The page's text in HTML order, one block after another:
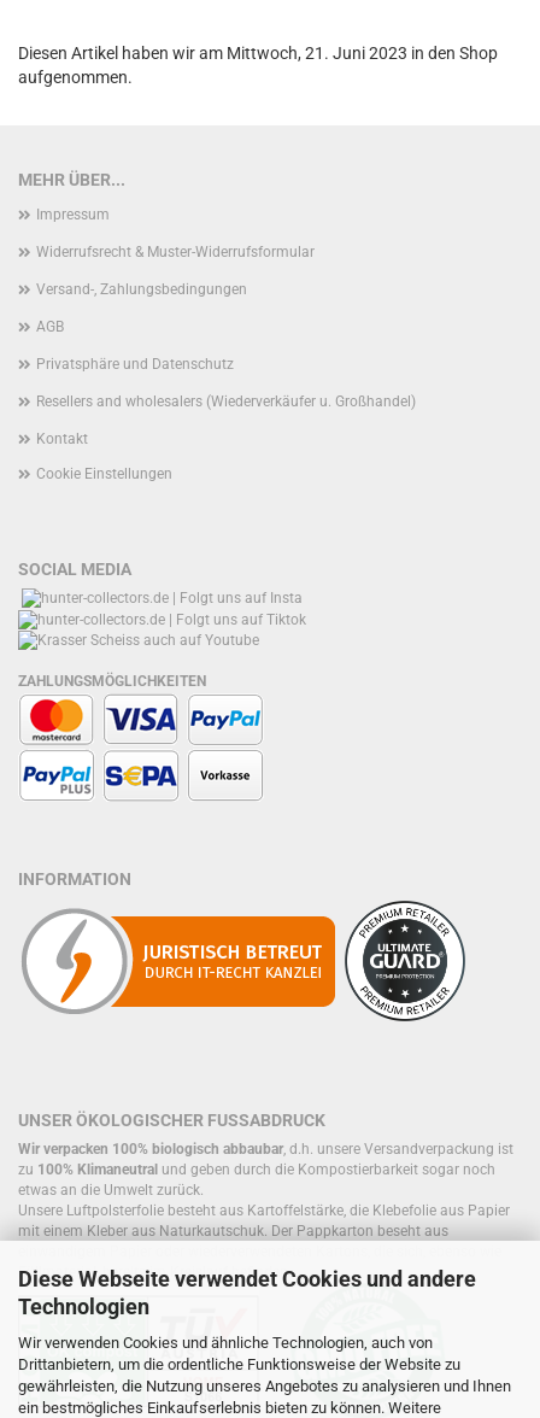
Diese Webseite verwendet Cookies und andere
Technologien
Wir verwenden Cookies und ähnliche Technologien, auch von
Drittanbietern, um die ordentliche Funktionsweise der Website zu
gewährleisten, die Nutzung unseres Angebotes zu analysieren und Ihnen
ein bestmögliches Einkaufserlebnis bieten zu können. Weitere
Diesen Artikel haben wir am Mittwoch, 21. Juni 2023 in den Shop
aufgenommen.
MEHR ÜBER...
Impressum
Widerrufsrecht & Muster-Widerrufsformular
Versand-, Zahlungsbedingungen
AGB
Privatsphäre und Datenschutz
Resellers and wholesalers (Wiederverkäufer u. Großhandel)
Kontakt
Cookie Einstellungen
SOCIAL MEDIA
ZAHLUNGSMÖGLICHKEITEN
INFORMATION
UNSER ÖKOLOGISCHER FUSSABDRUCK
Wir verpacken 100% biologisch abbaubar, d.h. unsere Versandverpackung ist
zu 100% Klimaneutral und geben durch die Kompostierbarkeit sogar noch
etwas an die Umwelt zurück.
Unsere Luftpolsterfolie besteht aus Kartoffelstärke, die Klebefolie aus Papier
mit einem Kleber aus Naturkautschuk. Der Pappkarton beseht aus
Füllmaterial, bereits im Kreislauf befinden.